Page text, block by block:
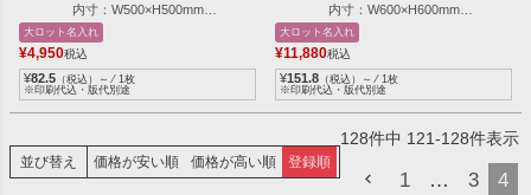
内寸：W500×H500mm
外寸：W510×H505mm
大ロット名入れ
¥4,950税込
¥82.5 （税込）～ ⁄ 1枚
※印刷代込・版代別途
内寸：W600×H600mm
外寸：W610×H605mm
大ロット名入れ
¥11,880税込
¥151.8 （税込）～ ⁄ 1枚
※印刷代込・版代別途
並び替え 価格が安い順 価格が高い順 登録順
128件中 121-128件表示
1 … 3 4